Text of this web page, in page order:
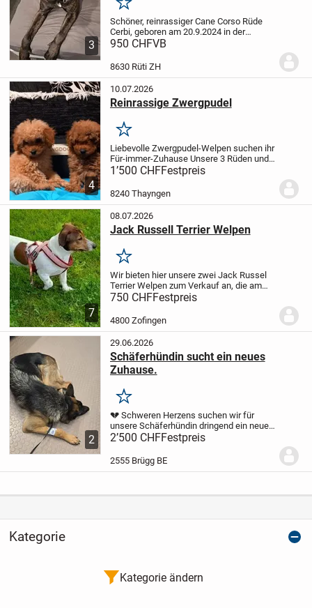
3
Merken
Schöner, reinrassiger Cane Corso Rüde
Cerbi, geboren am 20.9.2024 in der
Schweiz, nicht kastriert, Gesundheit
Zuhause. Cerbi hat einen
liebenswürdigen...
950 CHFVB
8630 Rüti ZH
4
10.07.2026
Reinrassige Zwergpudel
Merken
Liebevolle Zwergpudel-Welpen suchen ihr
Für-immer-Zuhause Unsere 3 Rüden und
2 Hündinnen sind 3,5 Monate alt und ab
sofort abgabebereit.
liebevoll aufgewachsen, bestens
sozialisie...
1’500 CHFFestpreis
8240 Thayngen
7
08.07.2026
Jack Russell Terrier Welpen
Merken
Wir bieten hier unsere zwei Jack Russel
Terrier Welpen zum Verkauf an, die am
21.11.2025 von unserer JRT-Hündin zu
Welt gebracht wurden. Es ist nur noch ein
Männchen übriggeblieben!!
750 CHFFestpreis
4800 Zofingen
2
29.06.2026
Schäferhündin sucht ein neues
Zuhause.
Merken
💔 Schweren Herzens suchen wir für
unsere Schäferhündin dringend ein neues
Zuhause. 🐾Aus persönlichen Gründen
müssen wir uns schweren Herzens von
unserer geliebten Schäferhündin
Da wir...
2’500 CHFFestpreis
2555 Brügg BE
Kategorie
Kategorie ändern